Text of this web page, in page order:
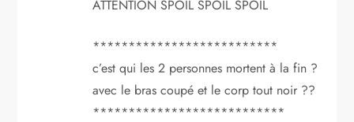
ATTENTION SPOIL SPOIL SPOIL
**************************
c’est qui les 2 personnes mortent à la fin ?
avec le bras coupé et le corp tout noir ??
***************************